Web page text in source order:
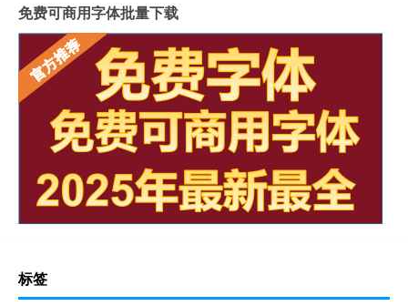
免费可商用字体批量下载
标签